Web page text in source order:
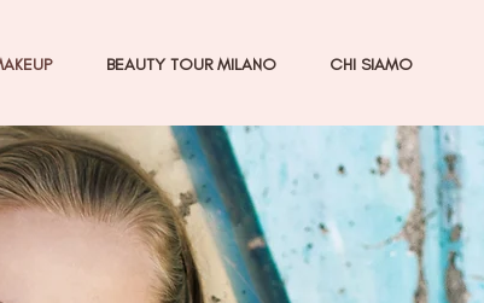
BEAUTY TOUR MILANO CHI SIAMO